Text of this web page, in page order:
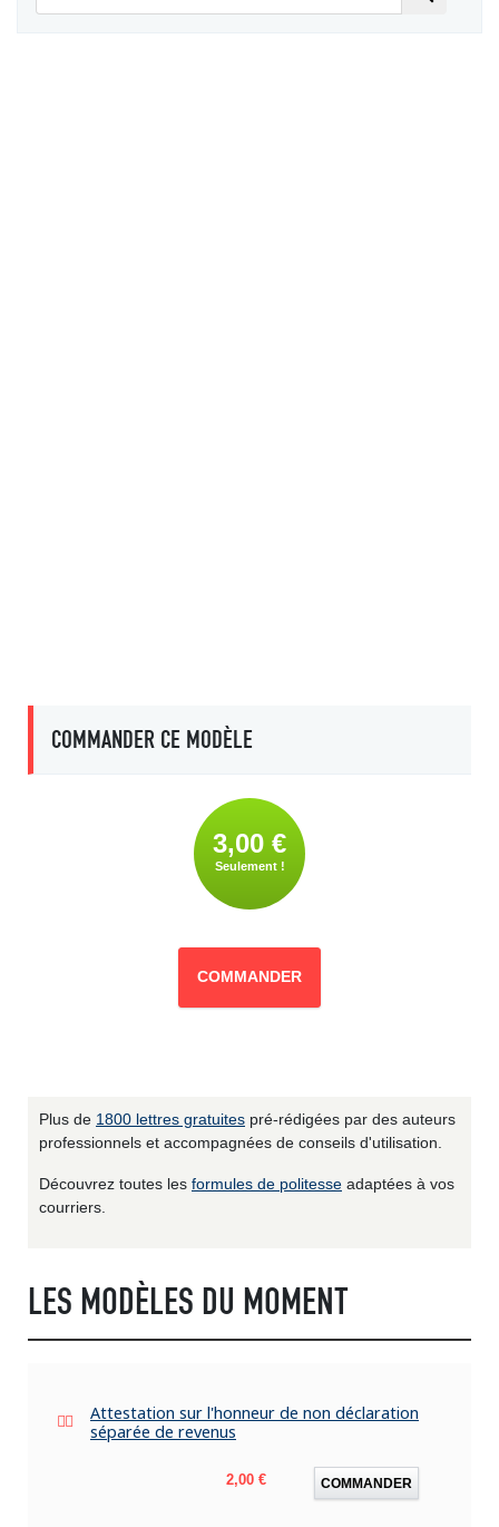
COMMANDER CE MODÈLE
3,00 €
Seulement !
COMMANDER
Plus de 1800 lettres gratuites pré-rédigées par des auteurs
professionnels et accompagnées de conseils d'utilisation.
Découvrez toutes les formules de politesse adaptées à vos
courriers.
LES MODÈLES DU MOMENT
Attestation sur l'honneur de non déclaration
séparée de revenus
Prix
2,00 € COMMANDER